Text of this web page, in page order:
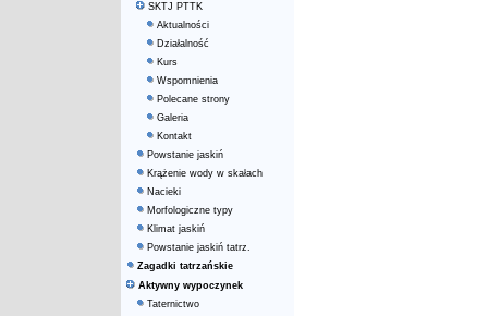
SKTJ PTTK
Aktualności
Działalność
Kurs
Wspomnienia
Polecane strony
Galeria
Kontakt
Powstanie jaskiń
Krążenie wody w skałach
Nacieki
Morfologiczne typy
Klimat jaskiń
Powstanie jaskiń tatrz.
Zagadki tatrzańskie
Aktywny wypoczynek
Taternictwo